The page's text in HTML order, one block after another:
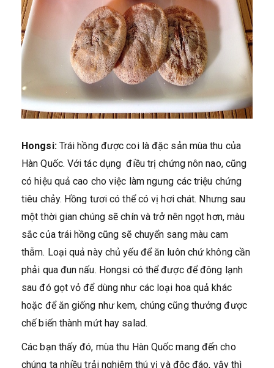
Hongsi: Trái hồng được coi là đặc sản mùa thu của
Hàn Quốc. Với tác dụng điều trị chứng nôn nao, cũng
có hiệu quả cao cho việc làm ngưng các triệu chứng
tiêu chảy. Hồng tươi có thể có vị hơi chát. Nhưng sau
một thời gian chúng sẽ chín và trở nên ngọt hơn, màu
sắc của trái hồng cũng sẽ chuyển sang màu cam
thẫm. Loại quả này chủ yếu để ăn luôn chứ không cần
phải qua đun nấu. Hongsi có thể được để đông lạnh
sau đó gọt vỏ để dùng như các loại hoa quả khác
hoặc để ăn giống như kem, chúng cũng thưởng được
chế biến thành mứt hay salad.
Các bạn thấy đó, mùa thu Hàn Quốc mang đến cho
chúng ta nhiều trải nghiệm thú vị và độc đáo, vậy thì